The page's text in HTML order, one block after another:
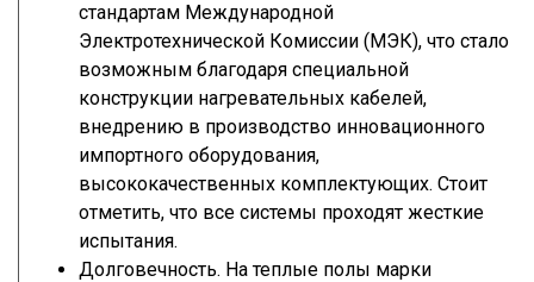
стандартам Международной
Электротехнической Комиссии (МЭК), что стало
возможным благодаря специальной
конструкции нагревательных кабелей,
внедрению в производство инновационного
импортного оборудования,
высококачественных комплектующих. Стоит
отметить, что все системы проходят жесткие
испытания.
Долговечность. На теплые полы марки